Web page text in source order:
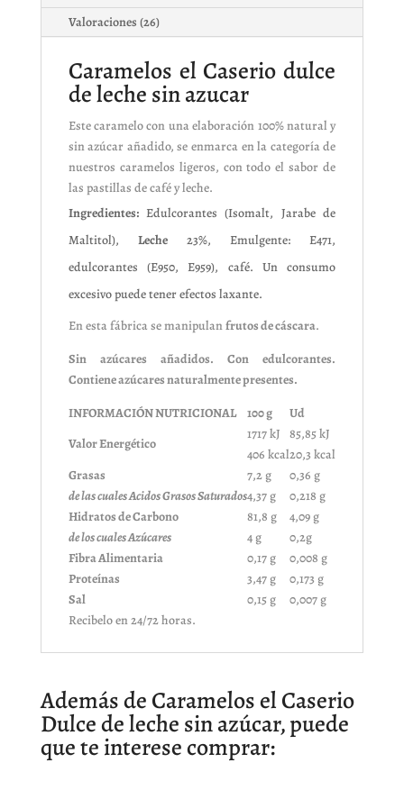
Valoraciones (26)
Caramelos el Caserio dulce
de leche sin azucar
Este caramelo con una elaboración 100% natural y
sin azúcar añadido, se enmarca en la categoría de
nuestros caramelos ligeros, con todo el sabor de
las pastillas de café y leche.
Ingredientes:Edulcorantes (Isomalt, Jarabe de
Maltitol), Leche23%, Emulgente: E471,
edulcorantes (E950, E959), café. Un consumo
excesivo puede tener efectos laxante.
En esta fábrica se manipulanfrutos de cáscara.
Sin azúcares añadidos. Con edulcorantes.
Contiene azúcares naturalmente presentes.
INFORMACIÓN NUTRICIONAL
100 g
Ud
Valor Energético
1717 kJ
406 kcal
85,85 kJ
20,3 kcal
Grasas
de las cuales Acidos Grasos Saturados
7,2 g
4,37 g
0,36 g
0,218 g
Hidratos de Carbono
de los cuales Azúcares
81,8 g
4 g
4,09 g
0,2g
Fibra Alimentaria
0,17 g
0,008 g
Proteínas
3,47 g
0,173 g
Sal
0,15 g
0,007 g
Recibelo en 24/72 horas.
Además de Caramelos el Caserio
Dulce de leche sin azúcar, puede
que te interese comprar: